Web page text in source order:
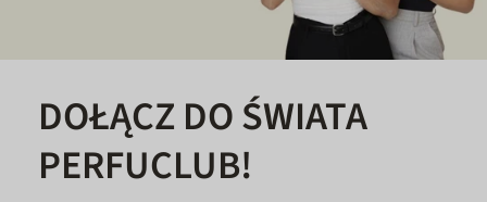
DOŁĄCZ DO ŚWIATA
PERFUCLUB!